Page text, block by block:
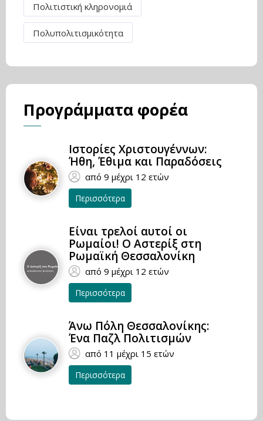
Πολιτιστική κληρονομιά
Πολυπολιτισμικότητα
Προγράμματα φορέα
Ιστορίες Χριστουγέννων:
Ήθη, Έθιμα και Παραδόσεις
από 9 μέχρι 12 ετών
Περισσότερα
Είναι τρελοί αυτοί οι
Ρωμαίοι! Ο Αστερίξ στη
Ρωμαϊκή Θεσσαλονίκη
από 9 μέχρι 12 ετών
Περισσότερα
Άνω Πόλη Θεσσαλονίκης:
Ένα Παζλ Πολιτισμών
από 11 μέχρι 15 ετών
Περισσότερα